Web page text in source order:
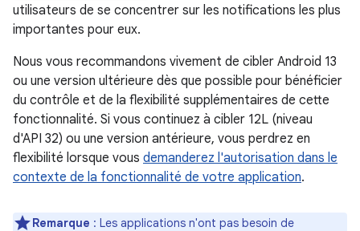
utilisateurs de se concentrer sur les notifications les plus
importantes pour eux.
Nous vous recommandons vivement de cibler Android 13
ou une version ultérieure dès que possible pour bénéficier
du contrôle et de la flexibilité supplémentaires de cette
fonctionnalité. Si vous continuez à cibler 12L (niveau
d'API 32) ou une version antérieure, vous perdrez en
flexibilité lorsque vous demanderez l'autorisation dans le
contexte de la fonctionnalité de votre application.
Remarque : Les applications n'ont pas besoin de